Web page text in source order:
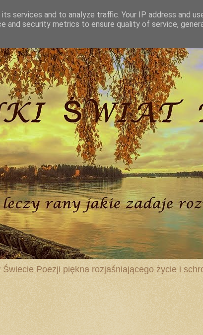
Poezji piękna rozjaśniającego życie i
services and to analyze traffic. Your IP address and
and security metrics to ensure quality of service,